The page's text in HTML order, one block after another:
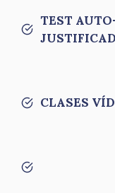
TEST
CLASES